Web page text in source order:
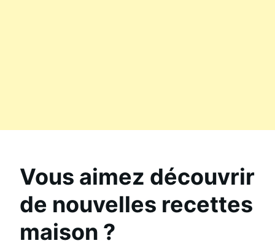
Vous aimez découvrir
de nouvelles recettes
maison ?